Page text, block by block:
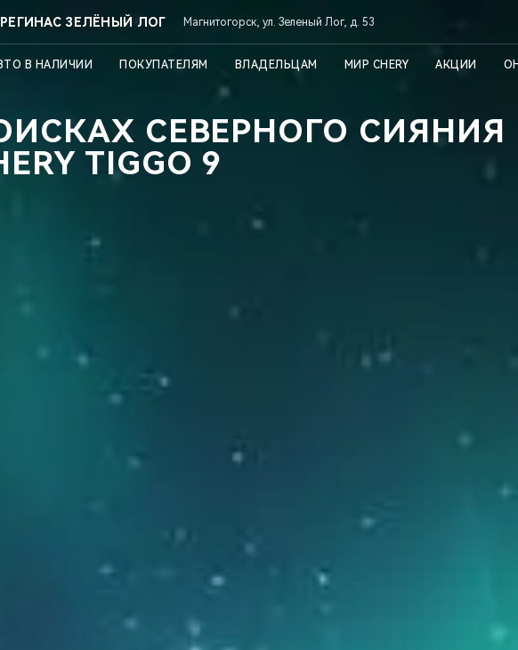
ЗЕЛЁНЫЙ ЛОГ Магнитогорск, ул. Зеленый Лог, д. 53
В НАЛИЧИИ ПОКУПАТЕЛЯМ ВЛАДЕЛЬЦАМ МИР CHERY АКЦИИ
СЕВЕРНОГО СИЯНИЯ
TIGGO 9